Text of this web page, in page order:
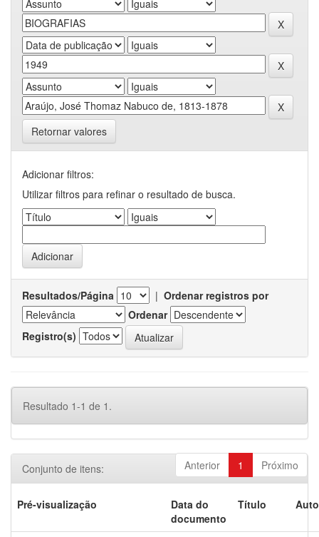
Retornar valores
Adicionar filtros:
Utilizar filtros para refinar o resultado de busca.
Resultados/Página | Ordenar registros por
Ordenar
Registro(s)
Resultado 1-1 de 1.
Anterior 1 Próximo
Conjunto de itens:
Pré-visualização
Data do
documento
Título